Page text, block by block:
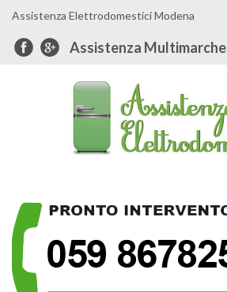
Assistenza Elettrodomestici Modena
Assistenza Multimarche